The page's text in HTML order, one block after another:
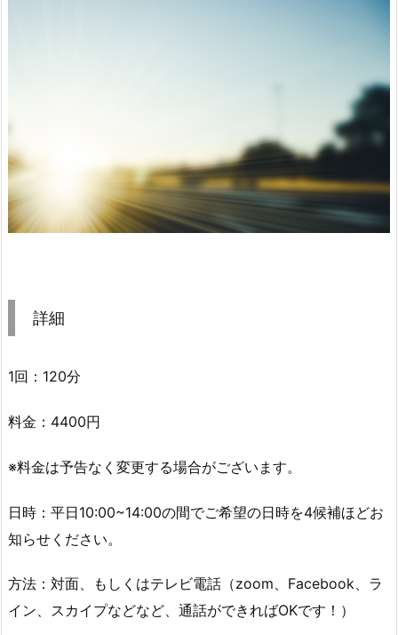
詳細
1回：120分
料金：4400円
※料金は予告なく変更する場合がございます。
日時：平日10:00~14:00の間でご希望の日時を4候補ほどお
知らせください。
方法：対面、もしくはテレビ電話（zoom、Facebook、ラ
イン、スカイプなどなど、通話ができればOKです！）